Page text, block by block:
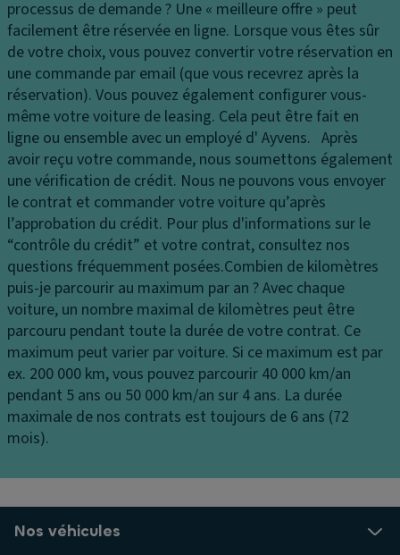
F
e
u
x
d
e
jo
ur
ai
rb
a
g
s
ri
d
e
a
u
x
la
ér
x
oi
r
d
e
c
o
ur
t
oi
si
e
Ai
d
e
a
u
st
a
ti
o
n
e
m
e
u
c
of
f
re
B
oî
t
e
d
e
vi
t
e
s
s
e
s
Di
ff
e
n
ti
processus de demande ? Une « meilleure offre » peut
facilement être réservée en ligne. Lorsque vous êtes sûr
de votre choix, vous pouvez convertir votre réservation en
une commande par email (que vous recevrez après la
réservation). Vous pouvez également configurer vous-
même votre voiture de leasing. Cela peut être fait en
ligne ou ensemble avec un employé d' Ayvens. Après
avoir reçu votre commande, nous soumettons également
une vérification de crédit. Nous ne pouvons vous envoyer
le contrat et commander votre voiture qu’après
l’approbation du crédit. Pour plus d'informations sur le
“contrôle du crédit” et votre contrat, consultez nos
questions fréquemment posées.Combien de kilomètres
puis-je parcourir au maximum par an ?Avec chaque
voiture, un nombre maximal de kilomètres peut être
parcouru pendant toute la durée de votre contrat. Ce
maximum peut varier par voiture. Si ce maximum est par
ex. 200 000 km, vous pouvez parcourir 40 000 km/an
pendant 5 ans ou 50 000 km/an sur 4 ans. La durée
maximale de nos contrats est toujours de 6 ans (72
mois).
Nos véhicules